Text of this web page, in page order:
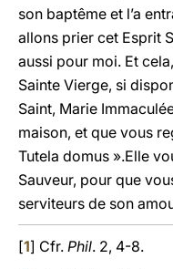
son baptême et l’a
allons prier cet Esprit
aussi pour moi. Et
Sainte Vierge, si
Saint, Marie
maison, et que vous
Tutela domus ».Elle
Sauveur, pour que
serviteurs de son
[1] Cfr. Phil. 2, 4-8.